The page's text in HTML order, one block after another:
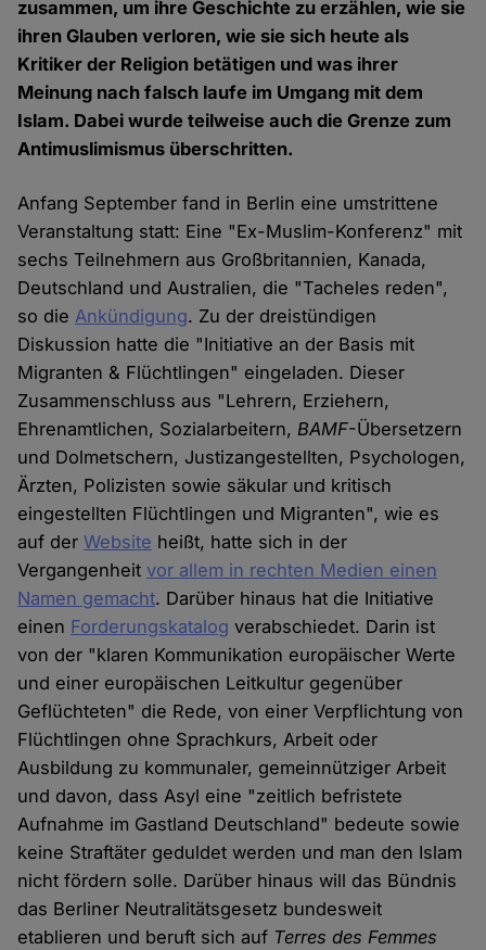
zusammen, um ihre Geschichte zu erzählen, wie sie
ihren Glauben verloren, wie sie sich heute als
Kritiker der Religion betätigen und was ihrer
Meinung nach falsch laufe im Umgang mit dem
Islam. Dabei wurde teilweise auch die Grenze zum
Antimuslimismus überschritten.
Anfang September fand in Berlin eine umstrittene
Veranstaltung statt: Eine "Ex-Muslim-Konferenz" mit
sechs Teilnehmern aus Großbritannien, Kanada,
Deutschland und Australien, die "Tacheles reden",
so dieAnkündigung. Zu der dreistündigen
Diskussion hatte die "Initiative an der Basis mit
Migranten & Flüchtlingen" eingeladen. Dieser
Zusammenschluss aus "Lehrern, Erziehern,
Ehrenamtlichen, Sozialarbeitern,BAMF-Übersetzern
und Dolmetschern, Justizangestellten, Psychologen,
Ärzten, Polizisten sowie säkular und kritisch
eingestellten Flüchtlingen und Migranten", wie es
auf derWebsite heißt, hatte sich in der
Vergangenheitvor allem in rechten Medien einen
Namen gemacht. Darüber hinaus hat die Initiative
einen Forderungskatalog verabschiedet. Darin ist
von der "klaren Kommunikation europäischer Werte
und einer europäischen Leitkultur gegenüber
Geflüchteten" die Rede, von einer Verpflichtung von
Flüchtlingen ohne Sprachkurs, Arbeit oder
Ausbildung zu kommunaler, gemeinnütziger Arbeit
und davon, dass Asyl eine "zeitlich befristete
Aufnahme im Gastland Deutschland" bedeute sowie
keine Straftäter geduldet werden und man den Islam
nicht fördern solle. Darüber hinaus will das Bündnis
das Berliner Neutralitätsgesetz bundesweit
etablieren und beruft sich auf Terres des Femmes